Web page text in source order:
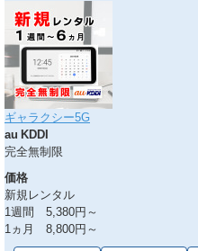
ギャラクシー5G
au KDDI
完全無制限
価格
新規レンタル
1週間 5,380円～
1ヵ月 8,800円～